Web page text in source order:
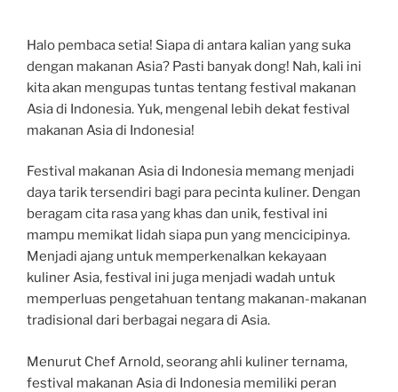
Halo pembaca setia! Siapa di antara kalian yang suka
dengan makanan Asia? Pasti banyak dong! Nah, kali ini
kita akan mengupas tuntas tentang festival makanan
Asia di Indonesia. Yuk, mengenal lebih dekat festival
makanan Asia di Indonesia!
Festival makanan Asia di Indonesia memang menjadi
daya tarik tersendiri bagi para pecinta kuliner. Dengan
beragam cita rasa yang khas dan unik, festival ini
mampu memikat lidah siapa pun yang mencicipinya.
Menjadi ajang untuk memperkenalkan kekayaan
kuliner Asia, festival ini juga menjadi wadah untuk
memperluas pengetahuan tentang makanan-makanan
tradisional dari berbagai negara di Asia.
Menurut Chef Arnold, seorang ahli kuliner ternama,
festival makanan Asia di Indonesia memiliki peran